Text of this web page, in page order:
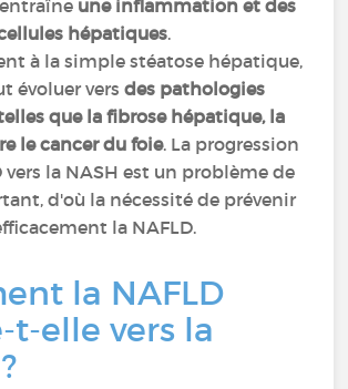
une inflammation et des
hépatiques.
à la simple stéatose hépatique,
évoluer versdes pathologies
que la fibrose hépatique, la
le cancer du foie. La progression
vers la NASH est un problème de
d'où la nécessité de prévenir
la NAFLD.
la NAFLD
t-elle vers la